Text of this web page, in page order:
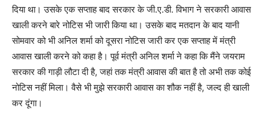
दिया था। उसके एक सप्ताह बाद सरकार के जी.ए.डी. विभाग ने सरकारी आवास
खाली करने बारे नोटिस भी जारी किया था। उसके बाद मतदान के बाद यानी
सोमवार को भी अनिल शर्मा को दूसरा नोटिस जारी कर एक सप्ताह में मंत्री
आवास खाली करने को कहा है। पूर्व मंत्री अनिल शर्मा ने कहा कि मैंने जयराम
सरकार की गाड़ी लौटा दी है, जहां तक मंत्री आवास की बात है तो अभी तक कोई
नोटिस नहीं मिला। वैसे भी मुझे सरकारी आवास का शौक नहीं है, जल्द ही खाली
कर दूंगा।